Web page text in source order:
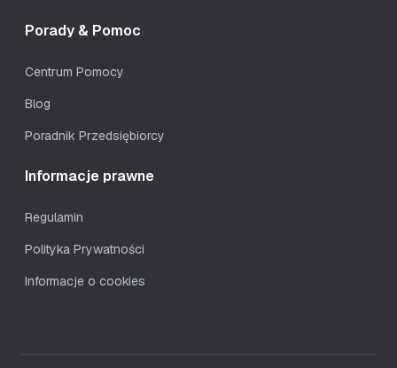
Porady & Pomoc
Centrum Pomocy
Blog
Poradnik Przedsiębiorcy
Informacje prawne
Regulamin
Polityka Prywatności
Informacje o cookies